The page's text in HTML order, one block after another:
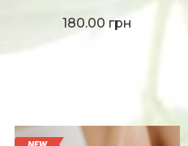
5.00з 5
180.00 грн